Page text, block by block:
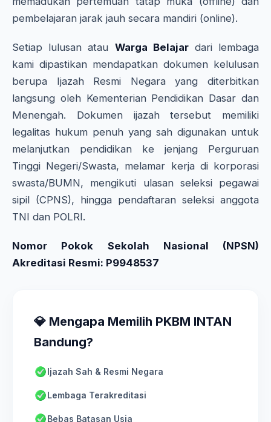
pembelajaran jarak jauh secara mandiri (online).
Setiap lulusan atau Warga Belajardari lembaga
kami dipastikan mendapatkan dokumen kelulusan
berupa Ijazah Resmi Negara yang diterbitkan
langsung oleh Kementerian Pendidikan Dasar dan
Menengah. Dokumen ijazah tersebut memiliki
legalitas hukum penuh yang sah digunakan untuk
melanjutkan pendidikan ke jenjang Perguruan
Tinggi Negeri/Swasta, melamar kerja di korporasi
swasta/BUMN, mengikuti ulasan seleksi pegawai
sipil (CPNS), hingga pendaftaran seleksi anggota
TNI dan POLRI.
Nomor Pokok Sekolah Nasional (NPSN)
Akreditasi Resmi: P9948537
💎 Mengapa Memilih PKBM INTAN
Bandung?
Ijazah Sah & Resmi Negara
Lembaga Terakreditasi
Bebas Batasan Usia